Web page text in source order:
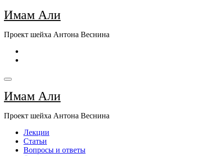
Перейти
к
Имам Али
Проект шейха Антона Веснина
Имам Али
Проект шейха Антона Веснина
Лекции
Статьи
Вопросы и ответы